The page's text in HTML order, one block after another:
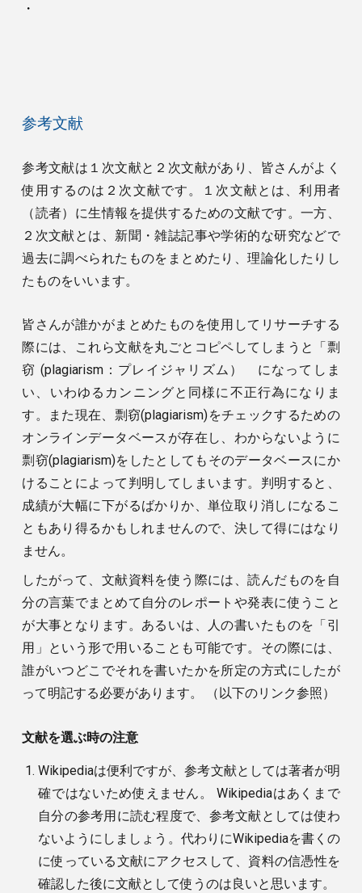
・
参考文献
参考文献は１次文献と２次文献があり、皆さんがよく
使用するのは２次文献です。１次文献とは、利用者
（読者）に生情報を提供するための文献です。一方、
２次文献とは、新聞・雑誌記事や学術的な研究などで
過去に調べられたものをまとめたり、理論化したりし
たものをいいます。
皆さんが誰かがまとめたものを使用してリサーチする
際には、これら文献を丸ごとコピペしてしまうと「剽
窃 (plagiarism：プレイジャリズム） になってしま
い、いわゆるカンニングと同様に不正行為になりま
す。また現在、剽窃(plagiarism)をチェックするための
オンラインデータベースが存在し、わからないように
剽窃(plagiarism)をしたとしてもそのデータベースにか
けることによって判明してしまいます。判明すると、
成績が大幅に下がるばかりか、単位取り消しになるこ
ともあり得るかもしれませんので、決して得にはなり
ません。
したがって、文献資料を使う際には、読んだものを自
分の言葉でまとめて自分のレポートや発表に使うこと
が大事となります。あるいは、人の書いたものを「引
用」という形で用いることも可能です。その際には、
誰がいつどこでそれを書いたかを所定の方式にしたが
って明記する必要があります。 （以下のリンク参照）
文献を選ぶ時の注意
Wikipediaは便利ですが、参考文献としては著者が明
確ではないため使えません。 Wikipediaはあくまで
自分の参考用に読む程度で、参考文献としては使わ
ないようにしましょう。代わりにWikipediaを書くの
に使っている文献にアクセスして、資料の信憑性を
確認した後に文献として使うのは良いと思います。